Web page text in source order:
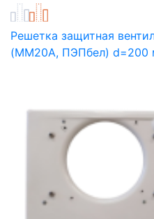
Решетка защитная
(ММ20А, ПЭПбел) d=200